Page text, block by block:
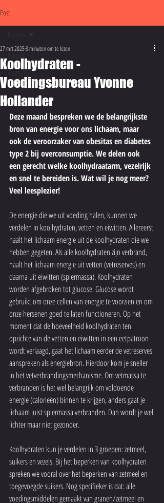
Post
Vacatures
Koolhydraten -
Voedingsbureau Yvonne
Hollander
27 mrt 20253 minuten om te lezen
Deze maand bespreken we de belangrijkste
bron van energie voor ons lichaam, maar
ook de veroorzaker van obesitas en diabetes
type 2 bij overconsumptie. We delen ook
een gerecht welke koolhydraatarm, vezelrijk
en snel te bereiden is. Wat wil je nog meer?
Veel leesplezier!
De energie die we uit voeding halen, kunnen we
verdelen in koolhydraten, vetten en eiwitten. Allereerst
haalt het lichaam energie uit de koolhydraten die we
hebben gegeten. Als alle koolhydraten zijn verbrand,
haalt het lichaam energie uit vetten (vetreserves) en
daarna uit eiwitten (spiermassa). Koolhydraten
worden afgebroken tot glucose. Glucose wordt
gebruikt om onze cellen van energie te voorzien en om
onze hersenen goed te laten functioneren. Op het
moment dat de hoeveelheid koolhydraten ten
opzichte van de vetten en eiwitten in een eetpatroon
wordt verlaagd, gaat het lichaam eerder de vetreserves
aanspreken als energiebron. Hierdoor kom je sneller
in het vetverbrandingsmechanisme. Om vetmassa te
verbranden is het wel belangrijk om voldoende
energie (calorieën) binnen te krijgen, anders gaat je
lichaam juist spiermassa verbranden. Dan wordt je wel
lichter maar niet gezonder.
Koolhydraten kun je verdelen in 3 groepen: zetmeel,
suikers en vezels. Bij het beperken van koolhydraten
spreken we vooral over het beperken van zetmeel en
toegevoegde suikers. Nog specifieker is dat: alle
voedingsmiddelen gemaakt van granen/zetmeel en